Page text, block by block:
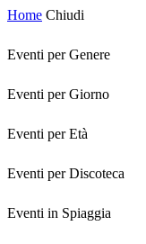
Home Chiudi
Eventi per Genere
Eventi per Giorno
Eventi per Età
Eventi per Discoteca
Eventi in Spiaggia